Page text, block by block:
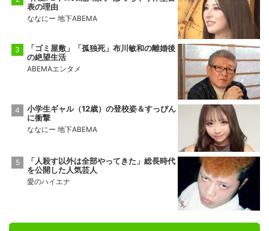
表の理由
ななにー 地下ABEMA
「ゴミ屋敷」「孤独死」布川敏和の離婚後
の絶望生活
ABEMAエンタメ
小学生ギャル（12歳）の登校姿＆すっぴん
に衝撃
ななにー 地下ABEMA
「人殺す以外は全部やってきた」総長時代
を公開した人気芸人
愛のハイエナ